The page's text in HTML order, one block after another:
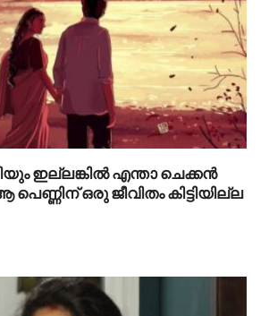
ഇല്ലങ്കിൽ എന്താ ചെക്കൻ
പെണ്ണിന് ഒരു ജീവിതം കിട്ടിയില്ല